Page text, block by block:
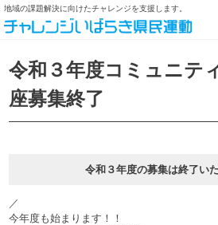
地域の課題解決に向けたチャレンジを支援します。
令和３年度コミュニテ
座募集終了
令和３年度の募集は終了い
／
今年度も始まります！！